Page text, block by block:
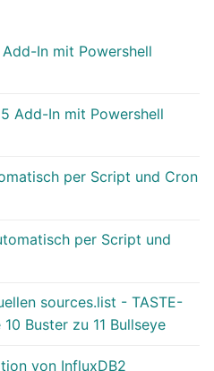
In mit Powershell
Add-In mit Powershell
per Script und Cron
per Script und
sources.list - TASTE-
Buster zu 11 Bullseye
von InfluxDB2